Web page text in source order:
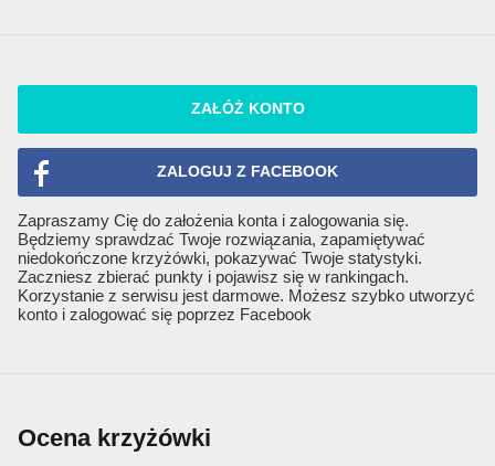
ZAŁÓŻ KONTO
ZALOGUJ Z FACEBOOK
Zapraszamy Cię do założenia konta i zalogowania się.
Będziemy sprawdzać Twoje rozwiązania, zapamiętywać
niedokończone krzyżówki, pokazywać Twoje statystyki.
Zaczniesz zbierać punkty i pojawisz się w rankingach.
Korzystanie z serwisu jest darmowe. Możesz szybko utworzyć
konto i zalogować się poprzez Facebook
Ocena krzyżówki